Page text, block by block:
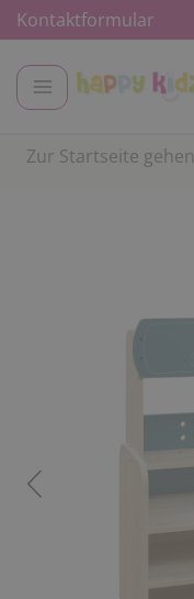
Kontaktformular
Zur Startseite gehen